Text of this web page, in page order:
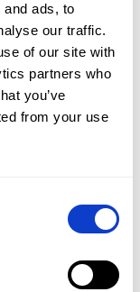
ads, to
our traffic.
of our site with
partners who
you’ve
from your use
poduszek
doświadczony
przetarcia
że
z uszkodzoną
na większe